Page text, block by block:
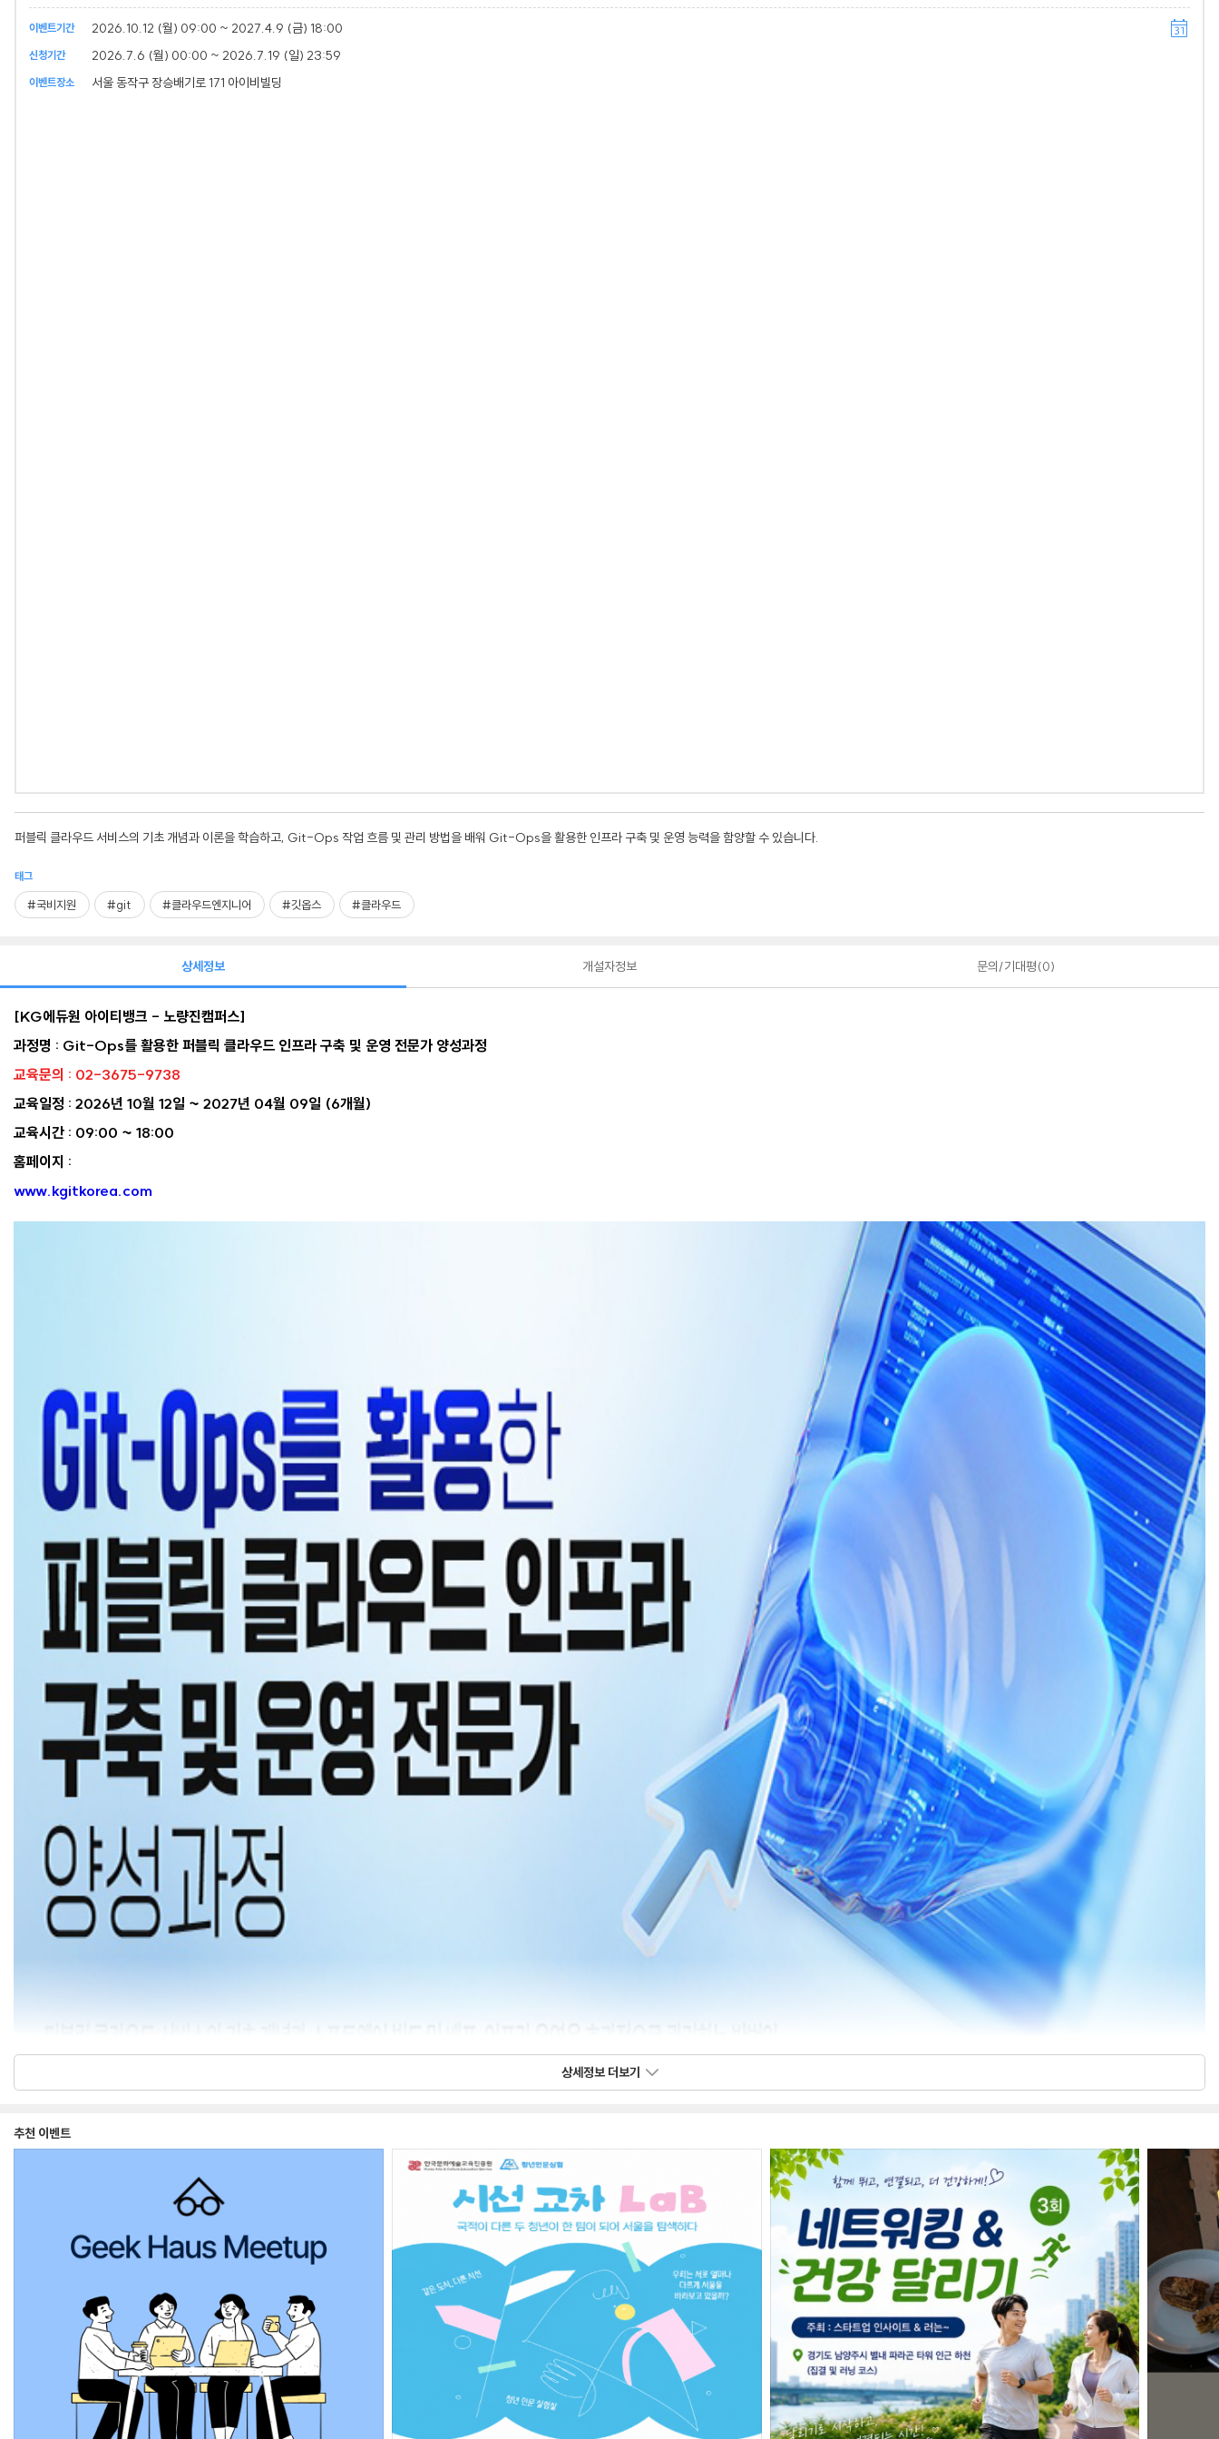
이벤트기간 2026.10.12 (월) 09:00 ~ 2027.4.9 (금) 18:00
신청기간 2026.7.6 (월) 00:00 ~ 2026.7.19 (일) 23:59
이벤트장소 서울 동작구 장승배기로 171 아이비빌딩
퍼블릭 클라우드 서비스의 기초 개념과 이론을 학습하고, Git-Ops 작업 흐름 및 관리 방법을 배워 Git-Ops을 활용한 인프라 구축 및 운영 능력을 함양할 수 있습니다.
태그
#국비지원 #git #클라우드엔지니어 #깃옵스 #클라우드
상세정보
[KG에듀원 아이티뱅크 - 노량진캠퍼스]
과정명 : Git-Ops를 활용한 퍼블릭 클라우드 인프라 구축 및 운영 전문가 양성과정
교육문의 : 02-3675-9738
교육일정 : 2026년 10월 12일 ~ 2027년 04월 09일 (6개월)
교육시간 : 09:00 ~ 18:00
홈페이지 :
www.kgitkorea.com
상세정보 더보기
개설자정보 문의/기대평 0
추천 이벤트